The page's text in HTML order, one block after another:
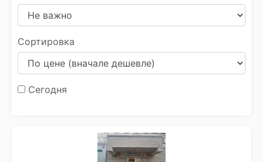
Сортировка
Сегодня